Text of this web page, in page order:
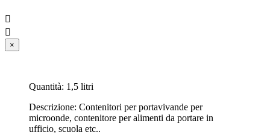


×
Quantità: 1,5 litri
Descrizione: Contenitori per portavivande per
microonde, contenitore per alimenti da portare in
ufficio, scuola etc..